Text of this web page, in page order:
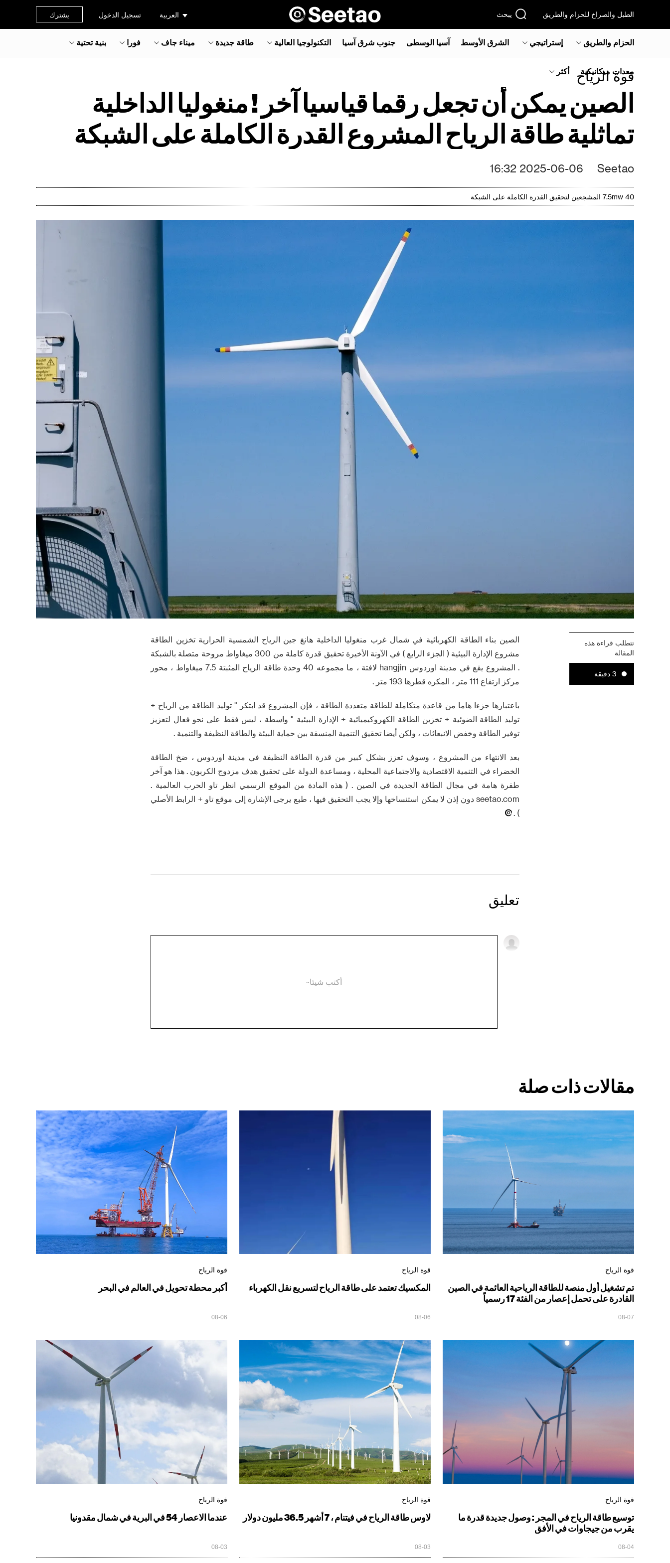
الطبل والصراخ للحزام والطريق يبحث العربية تسجيل الدخول يشترك
الحزام والطريق إستراتيجي الشرق الأوسط‎ آسيا الوسطى جنوب شرق آسيا‎ التكنولوجيا العالية طاقة جديدة ميناء جاف فورا بنية تحتية
معدات ميكانيكية أكثر قوة الرياح
الصين يمكن أن تجعل رقما قياسيا آخر ! منغوليا الداخلية
تماثلية طاقة الرياح المشروع القدرة الكاملة على الشبكة
Seetao
2025-06-06 16:32
40 7.5mw المشجعين لتحقيق القدرة الكاملة على الشبكة
تتطلب قراءة هذه
المقالة
3 دقيقة
الصين بناء الطاقة الكهربائية في شمال غرب منغوليا الداخلية هانغ جين الرياح الشمسية الحرارية تخزين الطاقة
مشروع الإدارة البيئية ( الجزء الرابع ) في الآونة الأخيرة تحقيق قدرة كاملة من 300 ميغاواط مروحة متصلة بالشبكة
. المشروع يقع في مدينة اوردوس hangjin لافتة ، ما مجموعه 40 وحدة طاقة الرياح المثبتة 7.5 ميغاواط ، محور
مركز ارتفاع 111 متر ، المكره قطرها 193 متر .
باعتبارها جزءا هاما من قاعدة متكاملة للطاقة متعددة الطاقة ، فإن المشروع قد ابتكر " توليد الطاقة من الرياح +
توليد الطاقة الضوئية + تخزين الطاقة الكهروكيميائية + الإدارة البيئية " واسطة ، ليس فقط على نحو فعال لتعزيز
توفير الطاقة وخفض الانبعاثات ، ولكن أيضا تحقيق التنمية المنسقة بين حماية البيئة والطاقة النظيفة والتنمية .
بعد الانتهاء من المشروع ، وسوف تعزز بشكل كبير من قدرة الطاقة النظيفة في مدينة اوردوس ، ضخ الطاقة
الخضراء في التنمية الاقتصادية والاجتماعية المحلية ، ومساعدة الدولة على تحقيق هدف مزدوج الكربون . هذا هو آخر
طفرة هامة في مجال الطاقة الجديدة في الصين . ( هذه المادة من الموقع الرسمي انظر تاو الحرب العالمية .
seetao.com دون إذن لا يمكن استنساخها وإلا يجب التحقيق فيها ، طبع يرجى الإشارة إلى موقع تاو + الرابط الأصلي
) .
تعليق
أكتب شيئا~
مقالات ذات صلة
قوة الرياح
تم تشغيل أول منصة للطاقة الرياحية العائمة في الصين
القادرة على تحمل إعصار من الفئة 17 رسمياً
08-07
قوة الرياح
المكسيك تعتمد على طاقة الرياح لتسريع نقل الكهرباء
08-06
قوة الرياح
أكبر محطة تحويل في العالم في البحر
08-06
قوة الرياح
توسيع طاقة الرياح في المجر : وصول جديدة قدرة ما
يقرب من جيجاوات في الأفق
08-04
قوة الرياح
لاوس طاقة الرياح في فيتنام ، 7 أشهر 36.5 مليون دولار
08-03
قوة الرياح
عندما الاعصار 54 في البرية في شمال مقدونيا
08-03